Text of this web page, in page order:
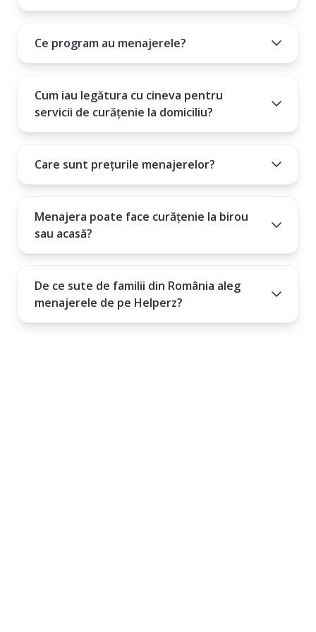
pentru nevoile tale.
Plătești un abonament lunar, trimestrial sau anual.
Ce program au menajerele?
Cum iau legătura cu cineva pentru
servicii de curățenie la domiciliu?
Care sunt prețurile menajerelor?
Menajera poate face curățenie la birou
sau acasă?
De ce sute de familii din România aleg
menajerele de pe Helperz?